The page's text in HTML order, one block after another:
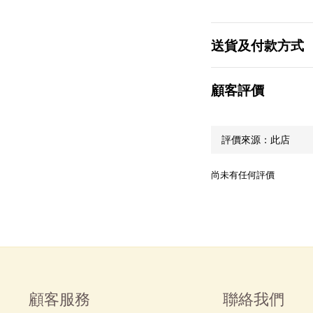
送貨及付款方式
顧客評價
尚未有任何評價
顧客服務 聯絡我們